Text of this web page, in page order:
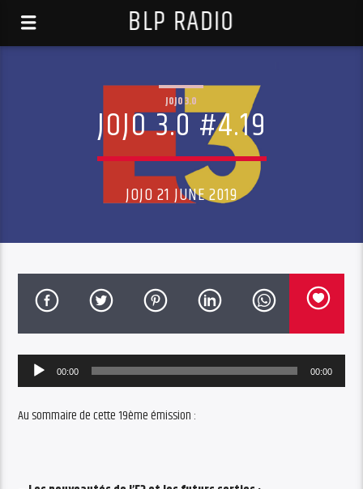
BLP RADIO
JOJO 3.0
JOJO 3.0 #4.19
JOJO 21 JUNE 2019
Audio
Player
00:00 00:00
Au sommaire de cette 19ème émission :